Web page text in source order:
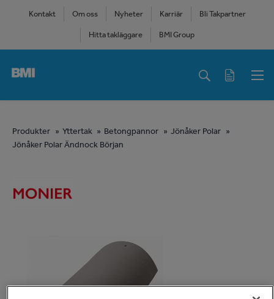
content
Kontakt Om oss Nyheter Karriär Bli Takpartner
Hitta takläggare BMI Group
navigation
You
Produkter Yttertak Betongpannor
Jönåker Polar
Jönåker Polar Ändnock Början